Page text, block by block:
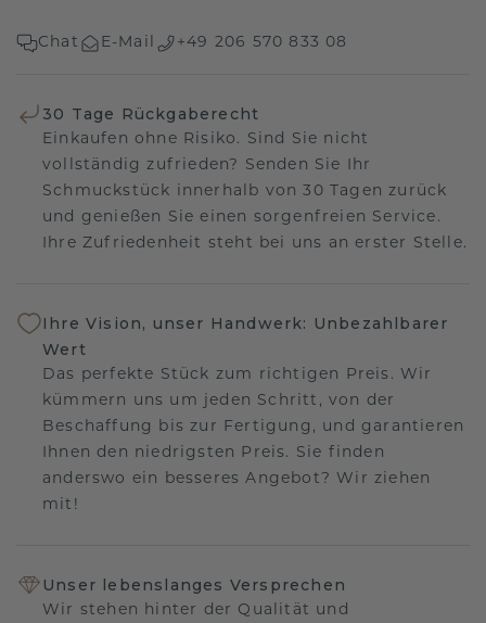
Chat E-Mail +49 206 570 833 08
30 Tage Rückgaberecht
Einkaufen ohne Risiko. Sind Sie nicht
vollständig zufrieden? Senden Sie Ihr
Schmuckstück innerhalb von 30 Tagen zurück
und genießen Sie einen sorgenfreien Service.
Ihre Zufriedenheit steht bei uns an erster Stelle.
Ihre Vision, unser Handwerk: Unbezahlbarer
Wert
Das perfekte Stück zum richtigen Preis. Wir
kümmern uns um jeden Schritt, von der
Beschaffung bis zur Fertigung, und garantieren
Ihnen den niedrigsten Preis. Sie finden
anderswo ein besseres Angebot? Wir ziehen
mit!
Unser lebenslanges Versprechen
Wir stehen hinter der Qualität und